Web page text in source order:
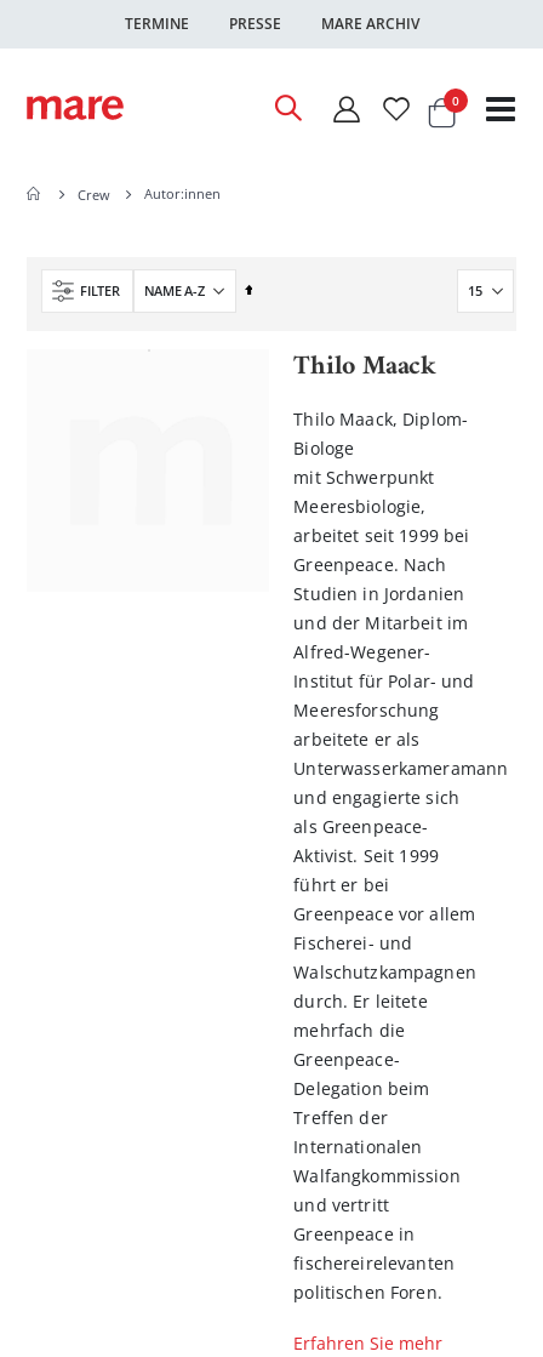
TERMINE PRESSE MARE ARCHIV
Warenkorb
0Artikel
Crew Autor:innen
FILTER
In
Thilo Maack
Thilo Maack, Diplom-
Biologe
mit Schwerpunkt
Meeresbiologie,
arbeitet seit 1999 bei
Greenpeace. Nach
Studien in Jordanien
und der Mitarbeit im
Alfred-Wegener-
Institut für Polar- und
Meeresforschung
arbeitete er als
Unterwasserkameramann
und engagierte sich
als Greenpeace-
Aktivist. Seit 1999
führt er bei
Greenpeace vor allem
Fischerei- und
Walschutzkampagnen
durch. Er leitete
mehrfach die
Greenpeace-
Delegation beim
Treffen der
Internationalen
Walfangkommission
und vertritt
Greenpeace in
fischereirelevanten
politischen Foren.
Erfahren Sie mehr